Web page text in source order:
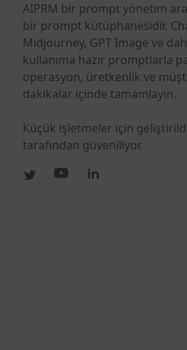
AIPRM bir prompt yönetim
bir prompt kütüphanesidir.
Midjourney, GPT Image ve
kullanıma hazır promptlarla
operasyon, üretkenlik ve
dakikalar içinde tamamlayın.
Küçük işletmeler için
tarafından güveniliyor.